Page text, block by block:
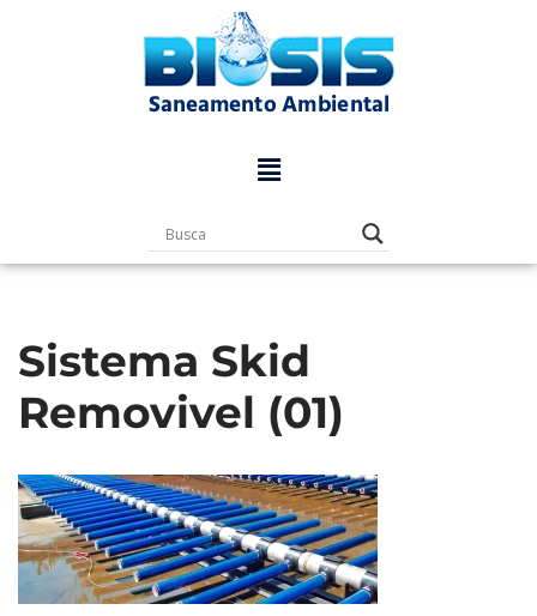
Sistema Skid
Removivel (01)